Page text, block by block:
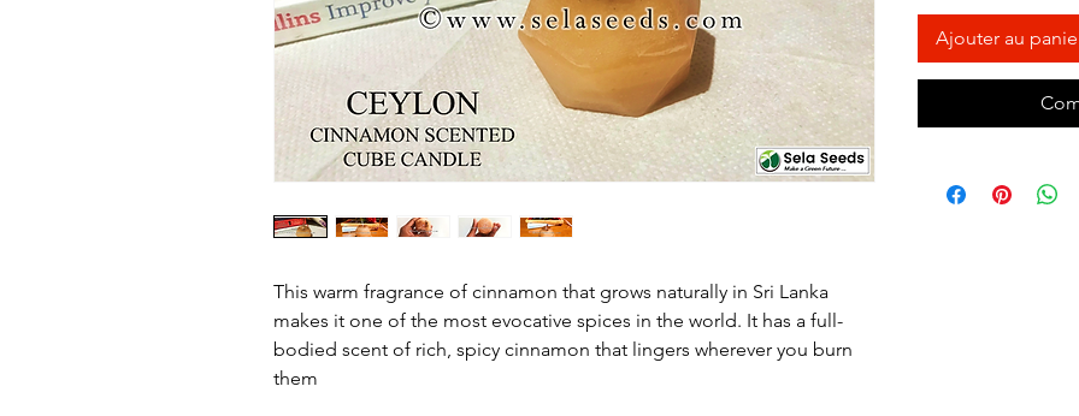
This warm fragrance of cinnamon that grows naturally in Sri Lanka
makes it one of the most evocative spices in the world. It has a full-
bodied scent of rich, spicy cinnamon that lingers wherever you burn
them
Ajouter au